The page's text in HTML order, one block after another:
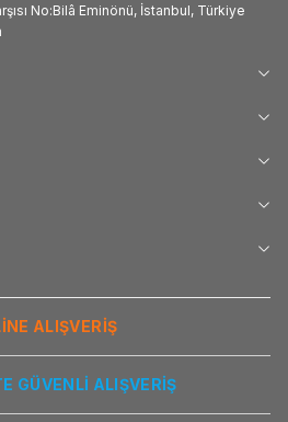
No:Bilâ Eminönü, İstanbul, Türkiye
ALIŞVERİŞ
GÜVENLİ ALIŞVERİŞ